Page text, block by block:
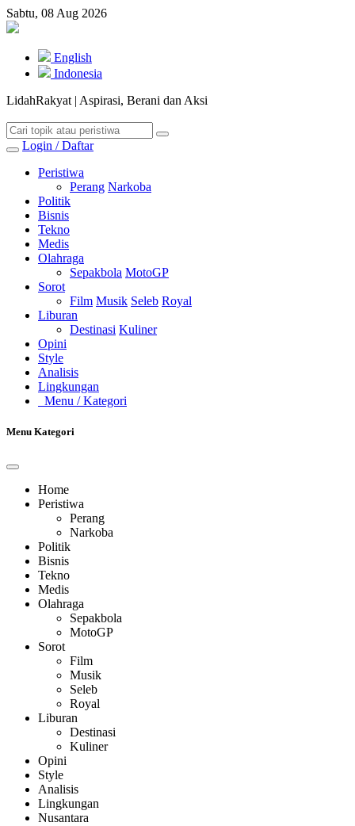
Sabtu, 08 Aug 2026
English
Indonesia
LidahRakyat | Aspirasi, Berani dan Aksi
Login / Daftar
Peristiwa
Perang Narkoba
Politik
Bisnis
Tekno
Medis
Olahraga
Sepakbola MotoGP
Sorot
Film Musik Seleb Royal
Liburan
Destinasi Kuliner
Opini
Style
Analisis
Lingkungan
Menu / Kategori
Menu Kategori
Home
Peristiwa
Perang
Narkoba
Politik
Bisnis
Tekno
Medis
Olahraga
Sepakbola
MotoGP
Sorot
Film
Musik
Seleb
Royal
Liburan
Destinasi
Kuliner
Opini
Style
Analisis
Lingkungan
Nusantara